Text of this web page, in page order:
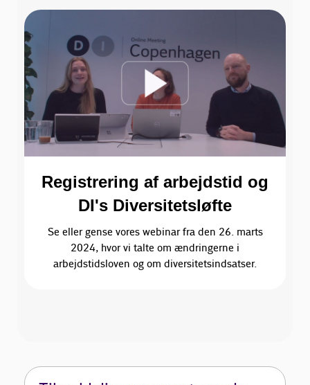
Registrering af arbejdstid og
DI's Diversitetsløfte
Se eller gense vores webinar fra den 26. marts
2024, hvor vi talte om ændringerne i
arbejdstidsloven og om diversitetsindsatser.